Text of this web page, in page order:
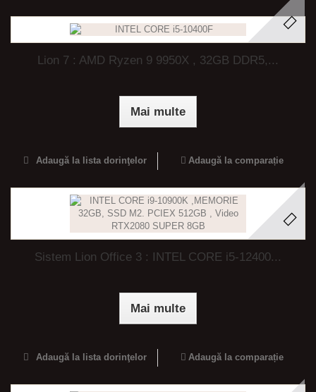
Lion 7 : AMD Ryzen 9 9950X , 32GB DDR5,...
Mai multe
Adaugă la lista dorinţelor Adaugă la comparație
Sistem Lion Office 3 : INTEL CORE i5-12400...
Mai multe
Adaugă la lista dorinţelor Adaugă la comparație